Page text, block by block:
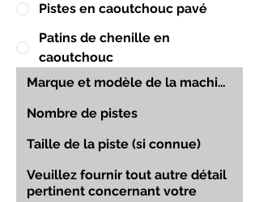
Pistes en caoutchouc pavé
Patins de chenille en
caoutchouc